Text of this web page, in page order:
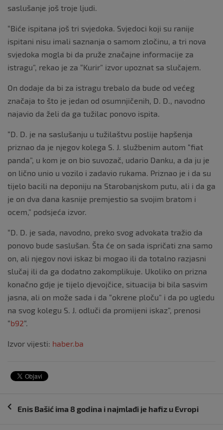
saslušanje još troje ljudi.
“Biće ispitana još tri svjedoka. Svjedoci koji su ranije
ispitani nisu imali saznanja o samom zločinu, a tri nova
svjedoka mogla bi da pruže značajne informacije za
istragu”, rekao je za “Kurir” izvor upoznat sa slučajem.
On dodaje da bi za istragu trebalo da bude od većeg
značaja to što je jedan od osumnjičenih, D. D., navodno
najavio da želi da ga tužilac ponovo ispita.
“D. D. je na saslušanju u tužilaštvu poslije hapšenja
priznao da je njegov kolega S. J. službenim autom “fiat
panda”, u kom je on bio suvozač, udario Danku, a da ju je
on lično unio u vozilo i zadavio rukama. Priznao je i da su
tijelo bacili na deponiju na Starobanjskom putu, ali i da ga
je on dva dana kasnije premjestio sa svojim bratom i
ocem,” podsjeća izvor.
“D. D. je sada, navodno, preko svog advokata tražio da
ponovo bude saslušan. Šta će on sada ispričati zna samo
on, ali njegov novi iskaz bi mogao ili da totalno razjasni
slučaj ili da ga dodatno zakomplikuje. Ukoliko on prizna
konačno gdje je tijelo djevojčice, situacija bi bila sasvim
jasna, ali on može sada i da “okrene ploču” i da po ugledu
na svog kolegu S. J. odluči da promijeni iskaz”, prenosi
“b92“.
Izvor vijesti: haber.ba
Navigacija
Enis Bašić ima 8 godina i najmlađi je hafiz u Evropi